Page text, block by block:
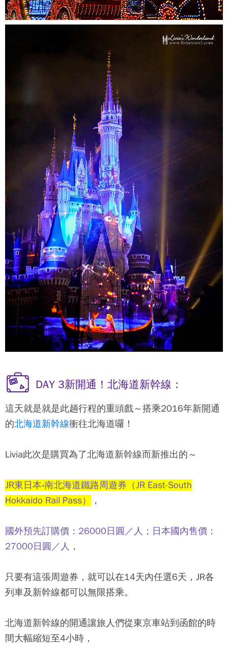
DAY 3新開通！北海道新幹線：
這天就是就是此趟行程的重頭戲～搭乘2016年新開通
的北海道新幹線衝往北海道囉！
Livia此次是購買為了北海道新幹線而新推出的～
JR東日本‧南北海道鐵路周遊券（JR East-South
Hokkaido Rail Pass）
，
國外預先訂購價：26000日圓／人；日本國內售價：
27000日圓／人 ，
只要有這張周遊券，就可以在14天內任選6天，JR各
列車及新幹線都可以無限搭乘。
北海道新幹線的開通讓旅人們從東京車站到函館的時
間大幅縮短至4小時，